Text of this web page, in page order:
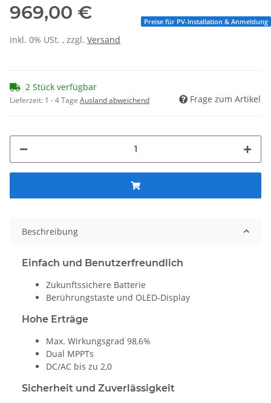
969,00 €
inkl. 0% USt. , zzgl. Versand
Preise für PV-Installation & Anmeldung
2 Stück verfügbar
Lieferzeit: 1 - 4 Tage Ausland abweichend Frage zum Artikel
Beschreibung
Einfach und Benutzerfreundlich
Zukunftssichere Batterie
Berührungstaste und OLED-Display
Hohe Erträge
Max. Wirkungsgrad 98,6%
Dual MPPTs
DC/AC bis zu 2,0
Sicherheit und Zuverlässigkeit